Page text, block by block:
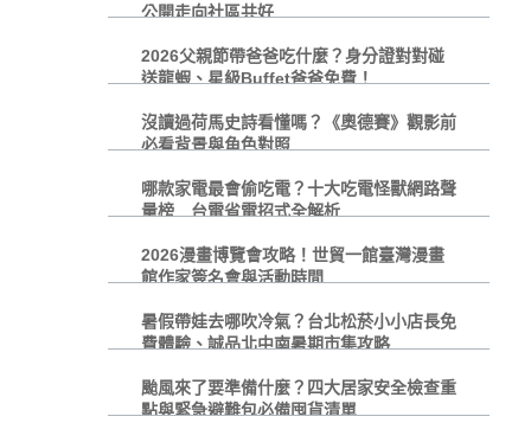
公開走向社區共好
2026父親節帶爸爸吃什麼？身分證對對碰
送龍蝦、星級Buffet爸爸免費！
沒讀過荷馬史詩看懂嗎？《奧德賽》觀影前
必看背景與角色對照
哪款家電最會偷吃電？十大吃電怪獸網路聲
量榜 台電省電招式全解析
2026漫畫博覽會攻略！世貿一館臺灣漫畫
館作家簽名會與活動時間
暑假帶娃去哪吹冷氣？台北松菸小小店長免
費體驗、誠品北中南暑期市集攻略
颱風來了要準備什麼？四大居家安全檢查重
點與緊急避難包必備囤貨清單